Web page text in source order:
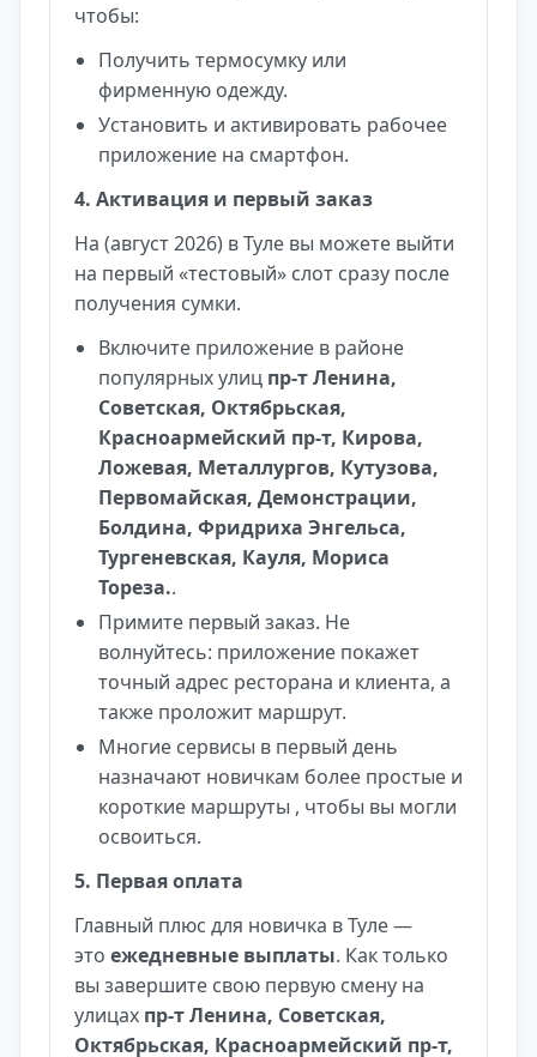
чтобы:
Получить термосумку или
фирменную одежду.
Установить и активировать рабочее
приложение на смартфон.
4. Активация и первый заказ
На (август 2026) в Туле вы можете выйти
на первый «тестовый» слот сразу после
получения сумки.
Включите приложение в районе
популярных улиц пр-т Ленина,
Советская, Октябрьская,
Красноармейский пр-т, Кирова,
Ложевая, Металлургов, Кутузова,
Первомайская, Демонстрации,
Болдина, Фридриха Энгельса,
Тургеневская, Кауля, Мориса
Тореза..
Примите первый заказ. Не
волнуйтесь: приложение покажет
точный адрес ресторана и клиента, а
также проложит маршрут.
Многие сервисы в первый день
назначают новичкам более простые и
короткие маршруты , чтобы вы могли
освоиться.
5. Первая оплата
Главный плюс для новичка в Туле —
это ежедневные выплаты. Как только
вы завершите свою первую смену на
улицах пр-т Ленина, Советская,
Октябрьская, Красноармейский пр-т,